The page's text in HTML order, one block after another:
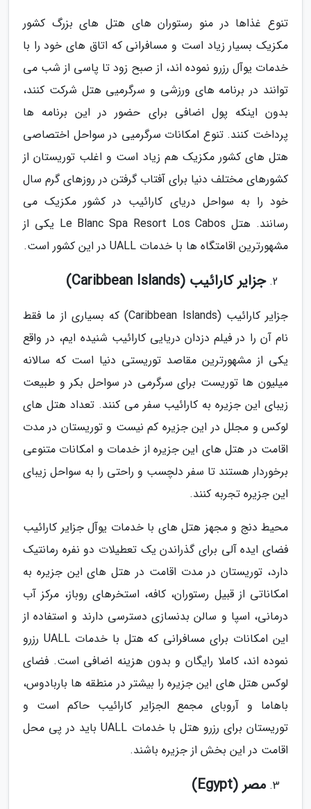
تنوع غذاها در منو رستوران های هتل های بزرگ کشور
مکزیک بسیار زیاد است و مسافرانی که اتاق های خود را با
خدمات یوآل رزرو نموده اند، از صبح زود تا پاسی از شب می
توانند در برنامه های ورزشی و سرگرمیی هتل شرکت کنند،
بدون اینکه پول اضافی برای حضور در این برنامه ها
پرداخت کنند. تنوع امکانات سرگرمیی در سواحل اختصاصی
هتل های کشور مکزیک هم زیاد است و اغلب توریستان از
کشورهای مختلف دنیا برای آفتاب گرفتن در روزهای گرم سال
خود را به سواحل دریای کارائیب در کشور مکزیک می
رسانند. هتل Le Blanc Spa Resort Los Cabos یکی از
مشهورترین اقامتگاه ها با خدمات UALL در این کشور است.
جزایر کارائیب (Caribbean Islands)
جزایر کارائیب (Caribbean Islands) که بسیاری از ما فقط
نام آن را در فیلم دزدان دریایی کارائیب شنیده ایم، در واقع
یکی از مشهورترین مقاصد توریستی دنیا است که سالانه
میلیون ها توریست برای سرگرمی در سواحل بکر و طبیعت
زیبای این جزیره به کارائیب سفر می کنند. تعداد هتل های
لوکس و مجلل در این جزیره کم نیست و توریستان در مدت
اقامت در هتل های این جزیره از خدمات و امکانات متنوعی
برخوردار هستند تا سفر دلچسب و راحتی را به سواحل زیبای
این جزیره تجربه کنند.
محیط دنج و مجهز هتل های با خدمات یوآل جزایر کارائیب
فضای ایده آلی برای گذراندن یک تعطیلات دو نفره رمانتیک
دارد، توریستان در مدت اقامت در هتل های این جزیره به
امکاناتی از قبیل رستوران، کافه، استخرهای روباز، مرکز آب
درمانی، اسپا و سالن بدنسازی دسترسی دارند و استفاده از
این امکانات برای مسافرانی که هتل با خدمات UALL رزرو
نموده اند، کاملا رایگان و بدون هزینه اضافی است. فضای
لوکس هتل های این جزیره را بیشتر در منطقه ها باربادوس،
باهاما و آروبای مجمع الجزایر کارائیب حاکم است و
توریستان برای رزرو هتل با خدمات UALL باید در پی محل
اقامت در این بخش از جزیره باشند.
مصر (Egypt)